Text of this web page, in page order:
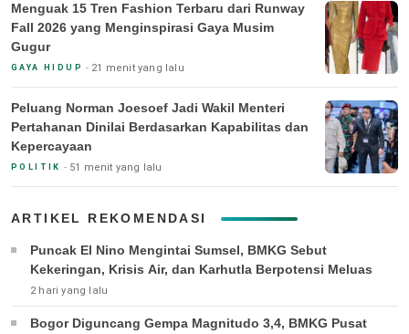
Menguak 15 Tren Fashion Terbaru dari Runway
Fall 2026 yang Menginspirasi Gaya Musim
Gugur
GAYA HIDUP 21 menit yang lalu
Peluang Norman Joesoef Jadi Wakil Menteri
Pertahanan Dinilai Berdasarkan Kapabilitas dan
Kepercayaan
POLITIK 51 menit yang lalu
ARTIKEL REKOMENDASI
Puncak El Nino Mengintai Sumsel, BMKG Sebut
Kekeringan, Krisis Air, dan Karhutla Berpotensi Meluas
2 hari yang lalu
Bogor Diguncang Gempa Magnitudo 3,4, BMKG Pusat